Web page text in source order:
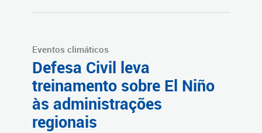
Eventos climáticos
Defesa Civil leva
treinamento sobre El Niño
às administrações
regionais